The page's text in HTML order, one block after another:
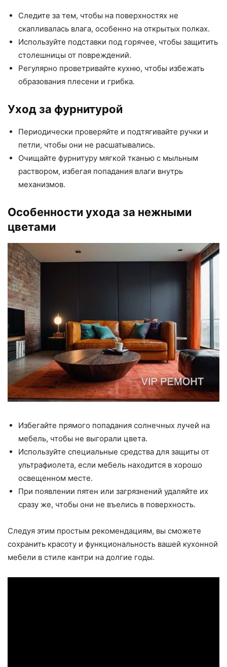
Следите за тем, чтобы на поверхностях не
скапливалась влага, особенно на открытых полках.
Используйте подставки под горячее, чтобы защитить
столешницы от повреждений.
Регулярно проветривайте кухню, чтобы избежать
образования плесени и грибка.
Уход за фурнитурой
Периодически проверяйте и подтягивайте ручки и
петли, чтобы они не расшатывались.
Очищайте фурнитуру мягкой тканью с мыльным
раствором, избегая попадания влаги внутрь
механизмов.
Особенности ухода за нежными
цветами
Избегайте прямого попадания солнечных лучей на
мебель, чтобы не выгорали цвета.
Используйте специальные средства для защиты от
ультрафиолета, если мебель находится в хорошо
освещенном месте.
При появлении пятен или загрязнений удаляйте их
сразу же, чтобы они не въелись в поверхность.
Следуя этим простым рекомендациям, вы сможете
сохранить красоту и функциональность вашей кухонной
мебели в стиле кантри на долгие годы.